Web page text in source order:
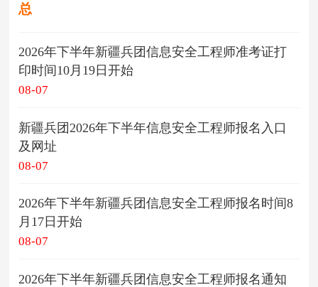
总
2026年下半年新疆兵团信息安全工程师准考证打
印时间10月19日开始
08-07
新疆兵团2026年下半年信息安全工程师报名入口
及网址
08-07
2026年下半年新疆兵团信息安全工程师报名时间8
月17日开始
08-07
2026年下半年新疆兵团信息安全工程师报名通知